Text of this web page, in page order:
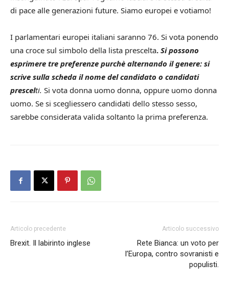
di pace alle generazioni future. Siamo europei e votiamo!
I parlamentari europei italiani saranno 76. Si vota ponendo
una croce sul simbolo della lista prescelta. Si possono
esprimere tre preferenze purchè alternando il genere: si
scrive sulla scheda il nome del candidato o candidati
prescelti. Si vota donna uomo donna, oppure uomo donna
uomo. Se si scegliessero candidati dello stesso sesso,
sarebbe considerata valida soltanto la prima preferenza.
Articolo precedente
Brexit. Il labirinto inglese
Articolo successivo
Rete Bianca: un voto per
l’Europa, contro sovranisti e
populisti.